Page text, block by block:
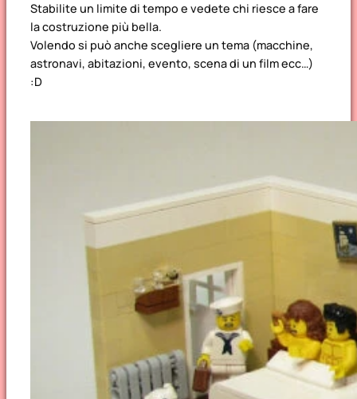
Stabilite un limite di tempo e vedete chi riesce a fare
la costruzione più bella.
Volendo si può anche scegliere un tema (macchine,
astronavi, abitazioni, evento, scena di un film ecc…)
:D